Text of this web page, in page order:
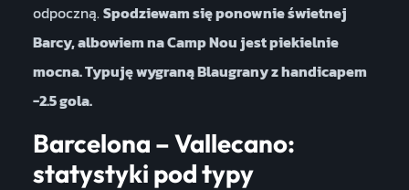
odpoczną.Spodziewam się ponownie świetnej
Barcy, albowiem na Camp Nou jest piekielnie
mocna. Typuję wygraną Blaugrany z handicapem
-2.5 gola.
Barcelona – Vallecano:
statystyki pod typy